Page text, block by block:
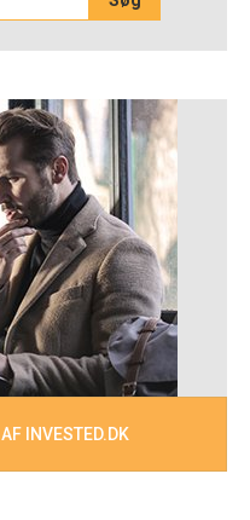
INVESTED.DK